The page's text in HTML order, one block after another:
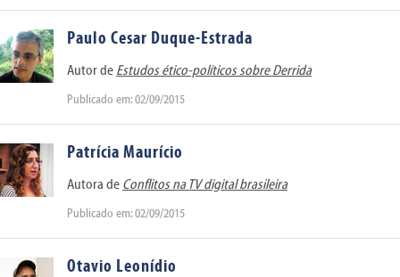
Paulo Cesar Duque-Estrada
Autor de Estudos ético-políticos sobre Derrida
Publicado em: 02/09/2015
Patrícia Maurício
Autora de Conflitos na TV digital brasileira
Publicado em: 02/09/2015
Otavio Leonídio